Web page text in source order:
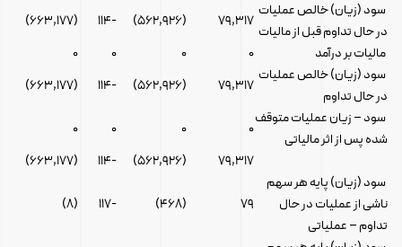
سود (زیان) خالص عملیات
در حال تداوم قبل از مالیات
۷۹,۳۱۷ (۵۶۲,۹۲۶) -۱۱۴
(۶۶۳,۱۷۷)
مالیات بر درآمد
۰ ۰ ۰
۰
سود (زیان) خالص عملیات
در حال تداوم
۷۹,۳۱۷ (۵۶۲,۹۲۶) -۱۱۴
(۶۶۳,۱۷۷)
سود – زیان عملیات متوقف
شده پس از اثر مالیاتی
۰ ۰ ۰
۰
۷۹,۳۱۷
(۵۶۲,۹۲۶) -۱۱۴
(۶۶۳,۱۷۷)
سود (زیان) پایه هر سهم
ناشی از عملیات در حال
تداوم – عملیاتی
۷۹ (۴۶۸) -۱۱۷ (۸)